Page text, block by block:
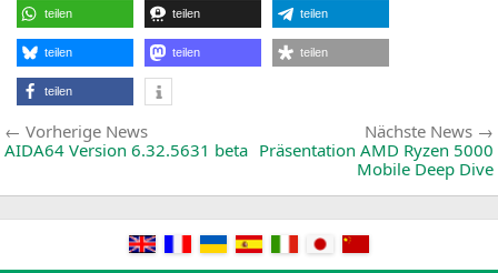
teilen teilen teilen
teilen teilen teilen
teilen
Beitragsnavigation
Vorherige NewsVorherige
News:
AIDA64 Version 6.32.5631 beta
Nächste News
Präsentation AMD Ryzen 5000
Mobile Deep Dive